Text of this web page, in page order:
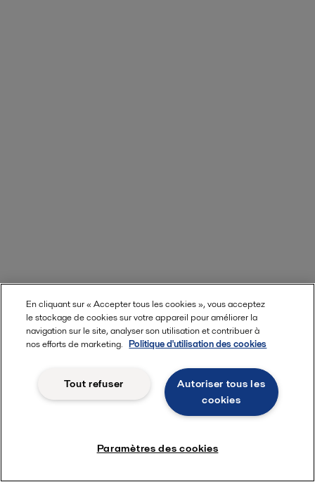
En cliquant sur « Accepter tous les cookies », vous acceptez
le stockage de cookies sur votre appareil pour améliorer la
navigation sur le site, analyser son utilisation et contribuer à
nos efforts de marketing. Politique d'utilisation des cookies
Autoriser tous les
cookies
Tout refuser
Paramètres des cookies